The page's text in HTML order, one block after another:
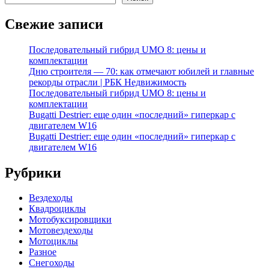
Свежие записи
Последовательный гибрид UMO 8: цены и
комплектации
Дню строителя — 70: как отмечают юбилей и главные
рекорды отрасли | РБК Недвижимость
Последовательный гибрид UMO 8: цены и
комплектации
Bugatti Destrier: еще один «последний» гиперкар с
двигателем W16
Bugatti Destrier: еще один «последний» гиперкар с
двигателем W16
Рубрики
Вездеходы
Квадроциклы
Мотобуксировщики
Мотовездеходы
Мотоциклы
Разное
Снегоходы